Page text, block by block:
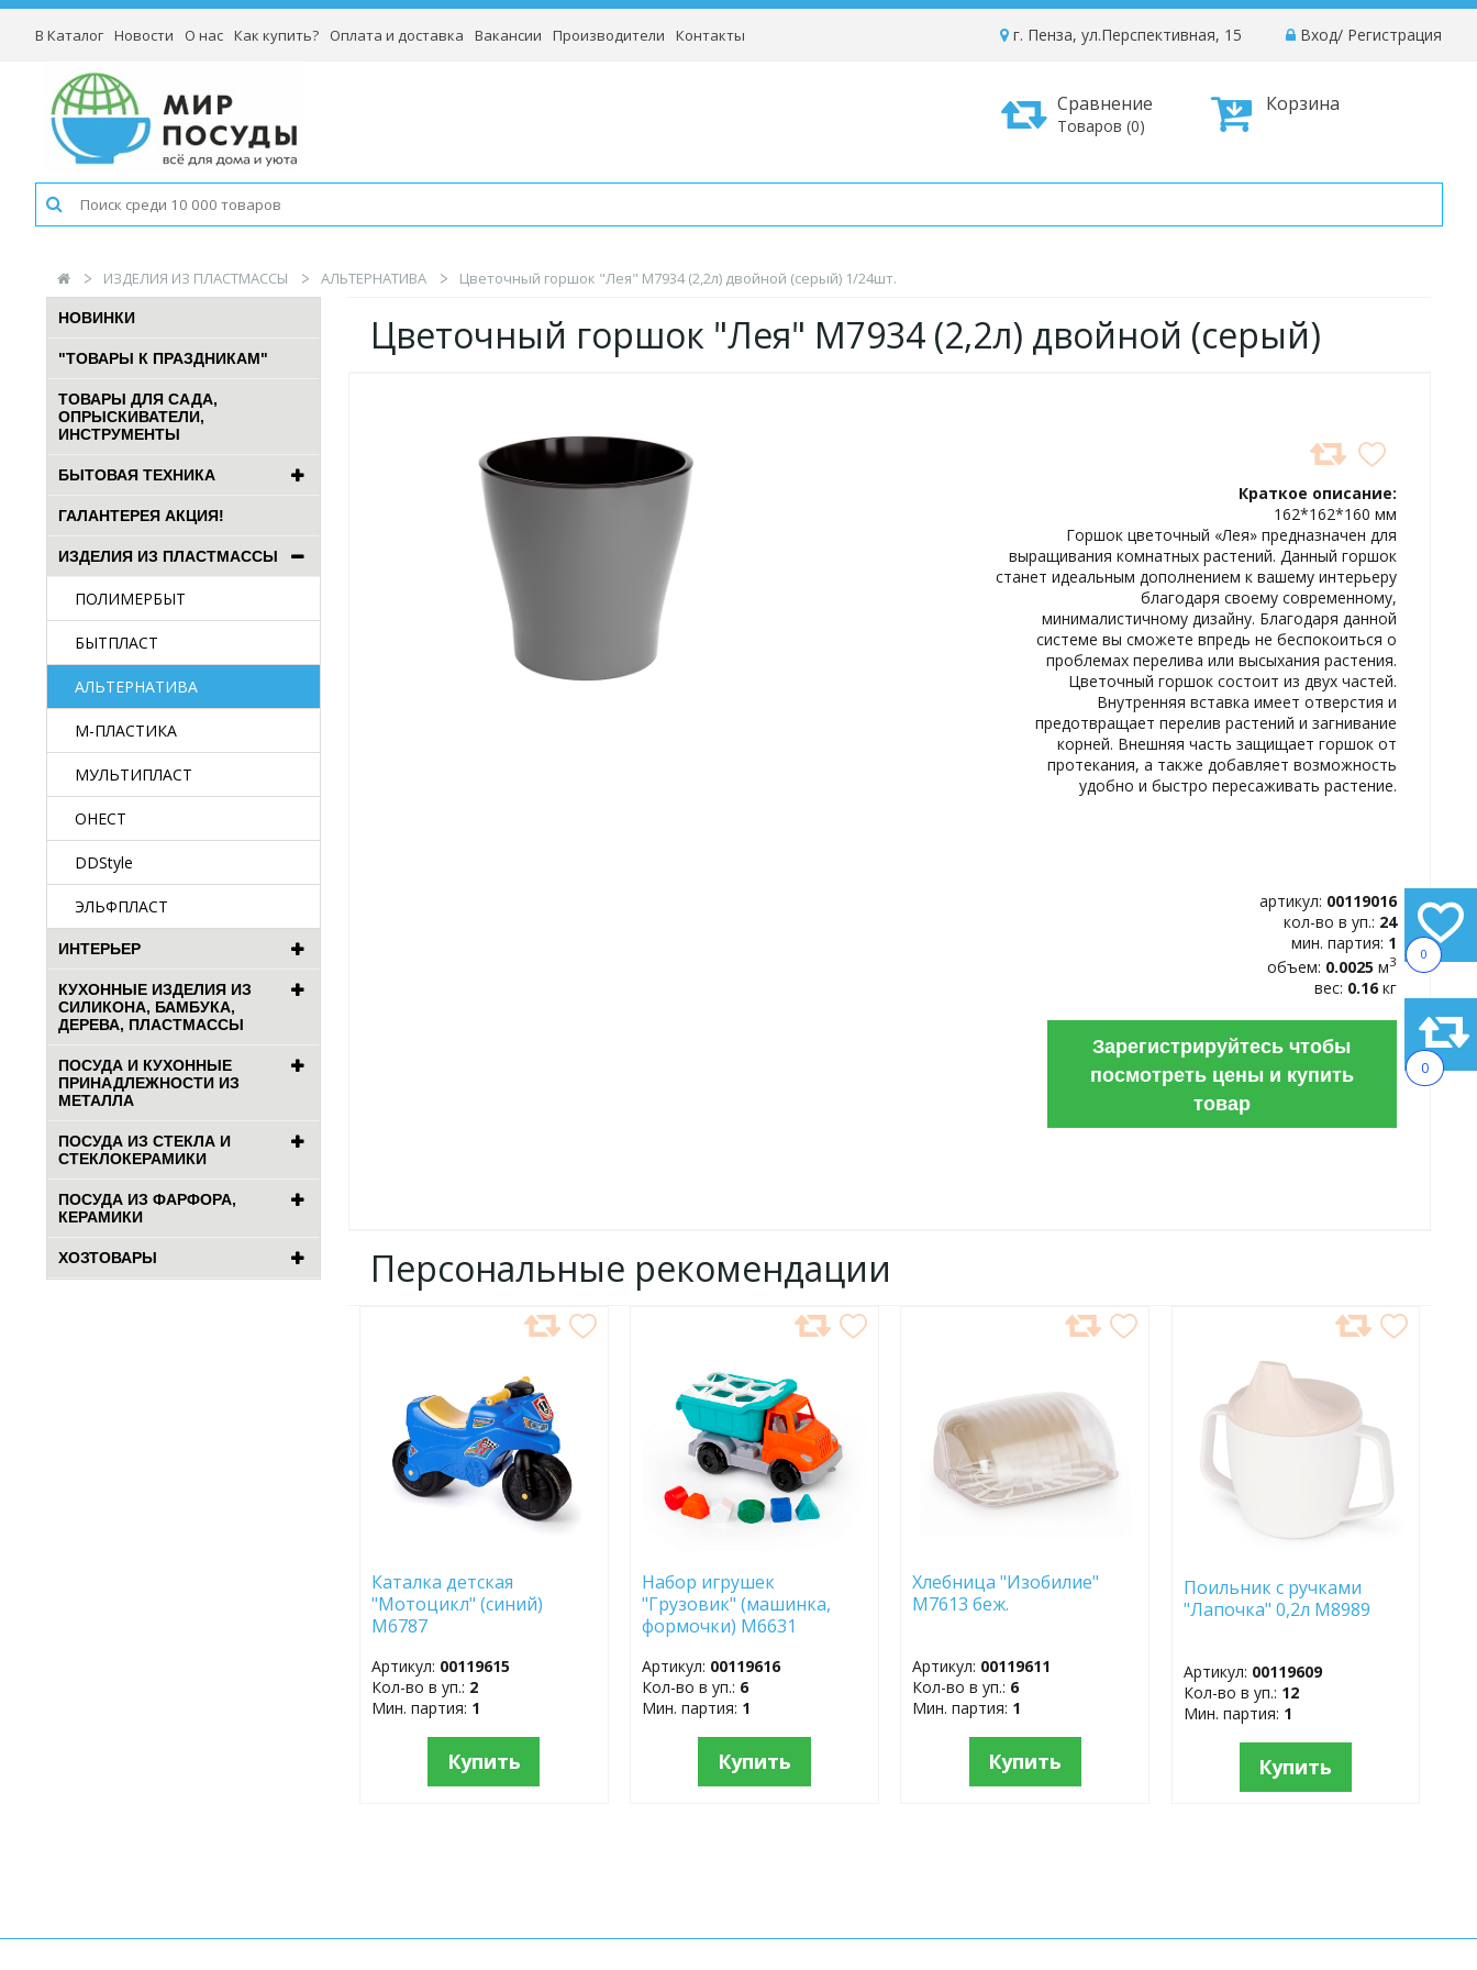
0
0
В Каталог Новости О нас Как купить? Оплата и доставка Вакансии Производители Контакты Вход/ Регистрация
г. Пенза, ул.Перспективная, 15
Корзина
Сравнение
Товаров (0)
ИЗДЕЛИЯ ИЗ ПЛАСТМАССЫ АЛЬТЕРНАТИВА Цветочный горшок "Лея" М7934 (2,2л) двойной (серый) 1/24шт.
НОВИНКИ
"ТОВАРЫ К ПРАЗДНИКАМ"
ТОВАРЫ ДЛЯ САДА,
ОПРЫСКИВАТЕЛИ,
ИНСТРУМЕНТЫ
БЫТОВАЯ ТЕХНИКА
ГАЛАНТЕРЕЯ АКЦИЯ!
ИЗДЕЛИЯ ИЗ ПЛАСТМАССЫ
ПОЛИМЕРБЫТ
БЫТПЛАСТ
АЛЬТЕРНАТИВА
М-ПЛАСТИКА
МУЛЬТИПЛАСТ
ОНЕСТ
DDStyle
ЭЛЬФПЛАСТ
ИНТЕРЬЕР
КУХОННЫЕ ИЗДЕЛИЯ ИЗ
СИЛИКОНА, БАМБУКА,
ДЕРЕВА, ПЛАСТМАССЫ
ПОСУДА И КУХОННЫЕ
ПРИНАДЛЕЖНОСТИ ИЗ
МЕТАЛЛА
ПОСУДА ИЗ СТЕКЛА И
СТЕКЛОКЕРАМИКИ
ПОСУДА ИЗ ФАРФОРА,
КЕРАМИКИ
ХОЗТОВАРЫ
Цветочный горшок "Лея" М7934 (2,2л) двойной (серый)
Краткое описание:
162*162*160 мм
Горшок цветочный «Лея» предназначен для
выращивания комнатных растений. Данный горшок
станет идеальным дополнением к вашему интерьеру
благодаря своему современному,
минималистичному дизайну. Благодаря данной
системе вы сможете впредь не беспокоиться о
проблемах перелива или высыхания растения.
Цветочный горшок состоит из двух частей.
Внутренняя вставка имеет отверстия и
предотвращает перелив растений и загнивание
корней. Внешняя часть защищает горшок от
протекания, а также добавляет возможность
удобно и быстро пересаживать растение.
артикул: 00119016
кол-во в уп.: 24
мин. партия: 1
объем: 0.0025 м3
вес: 0.16 кг
Зарегистрируйтесь чтобы
посмотреть цены и купить
товар
Персональные рекомендации
Каталка детская
"Мотоцикл" (синий)
М6787
Артикул: 00119615
Кол-во в уп.: 2
Мин. партия: 1
Купить
ИЗБРАННОЕ
Набор игрушек
"Грузовик" (машинка,
формочки) М6631
Артикул: 00119616
Кол-во в уп.: 6
Мин. партия: 1
Купить
Хлебница "Изобилие"
М7613 беж.
Артикул: 00119611
Кол-во в уп.: 6
Мин. партия: 1
Купить
ИЗБРАННОЕ
Поильник с ручками
"Лапочка" 0,2л М8989
Артикул: 00119609
Кол-во в уп.: 12
Мин. партия: 1
Купить